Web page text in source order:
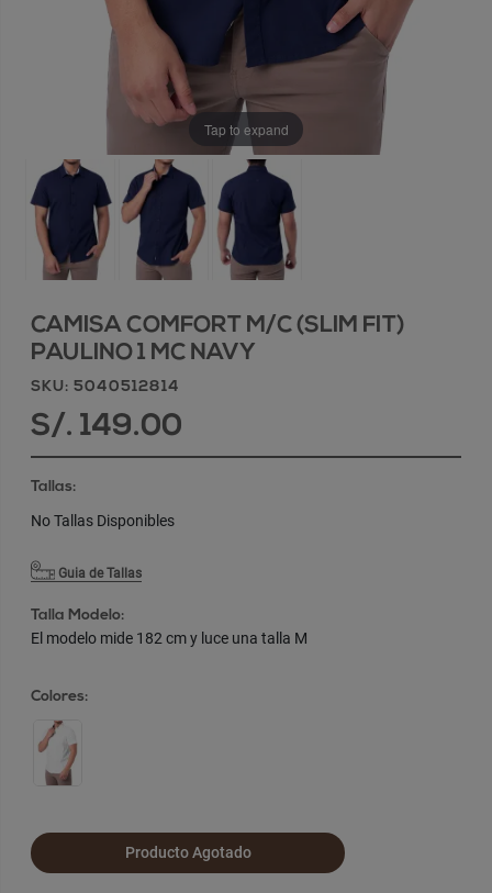
Tap to expand
CAMISA COMFORT M/C (SLIM FIT)
PAULINO 1 MC NAVY
SKU: 5040512814
S/. 149.00
Tallas:
No Tallas Disponibles
Guia de Tallas
Talla Modelo:
El modelo mide 182 cm y luce una talla M
Colores:
Producto Agotado